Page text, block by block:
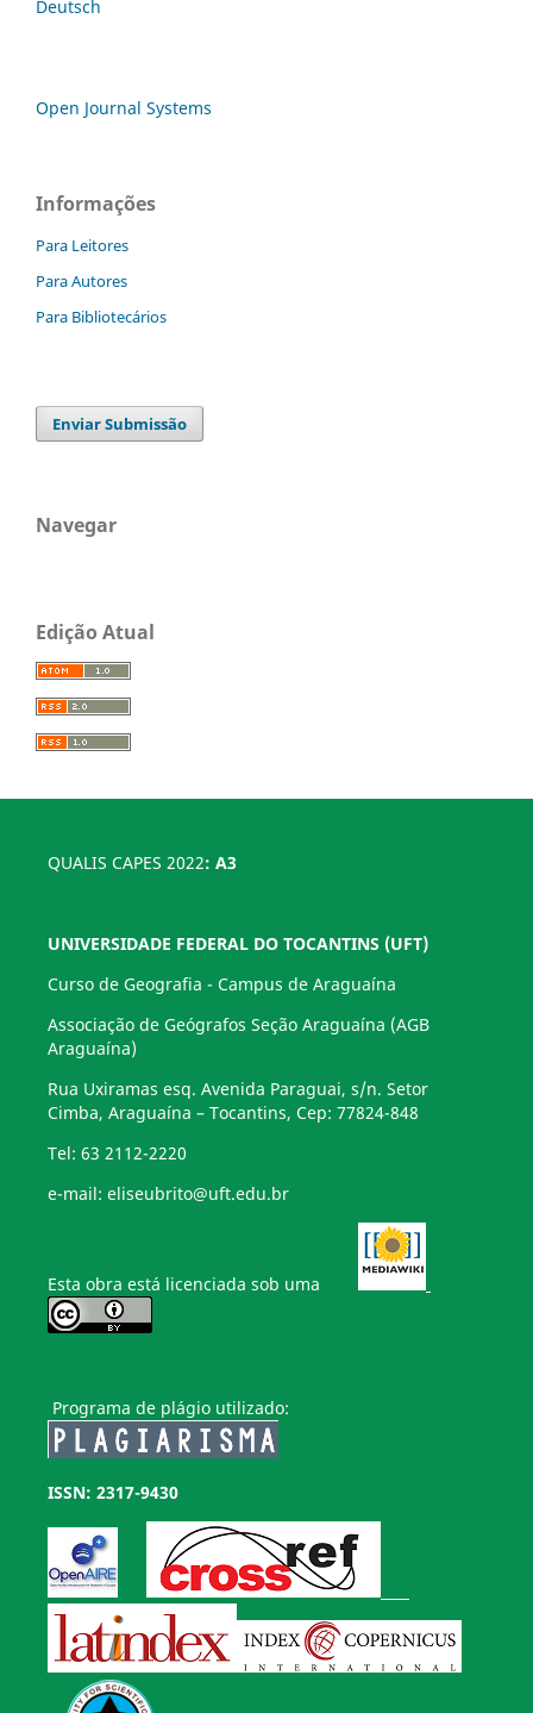
Deutsch
Open Journal Systems
Informações
Para Leitores
Para Autores
Para Bibliotecários
Enviar Submissão
Navegar
Edição Atual
QUALIS CAPES 2022: A3
UNIVERSIDADE FEDERAL DO TOCANTINS (UFT)
Curso de Geografia - Campus de Araguaína
Associação de Geógrafos Seção Araguaína (AGB
Araguaína)
Rua Uxiramas esq. Avenida Paraguai, s/n. Setor
Cimba, Araguaína – Tocantins, Cep: 77824-848
Tel: 63 2112-2220
e-mail: eliseubrito@uft.edu.br
Esta obra está licenciada sob uma
Programa de plágio utilizado:
ISSN: 2317-9430